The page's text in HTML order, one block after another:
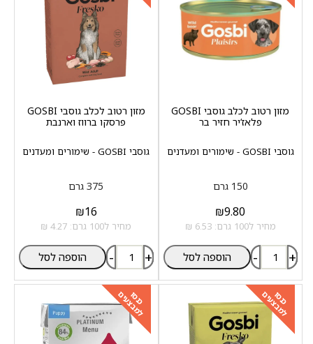
גוסבי GOSBI - שימורים ומעדנים
מזון רטוב לכלב גוסבי GOSBI
פלאז‘יר חזיר בר
150 גרם
₪9.80
מחיר ל100 גרם: 6.53 ₪
- + הוספה לסל
גוסבי GOSBI - שימורים ומעדנים
מזון רטוב לכלב גוסבי GOSBI
פרסקו ברווז וארנבת
375 גרם
₪16
מחיר ל100 גרם: 4.27 ₪
- + הוספה לסל
כנסו
למבצעים כנסו
למבצעים